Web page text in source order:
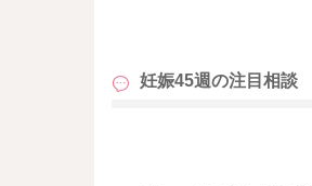
妊娠45週の注目相談